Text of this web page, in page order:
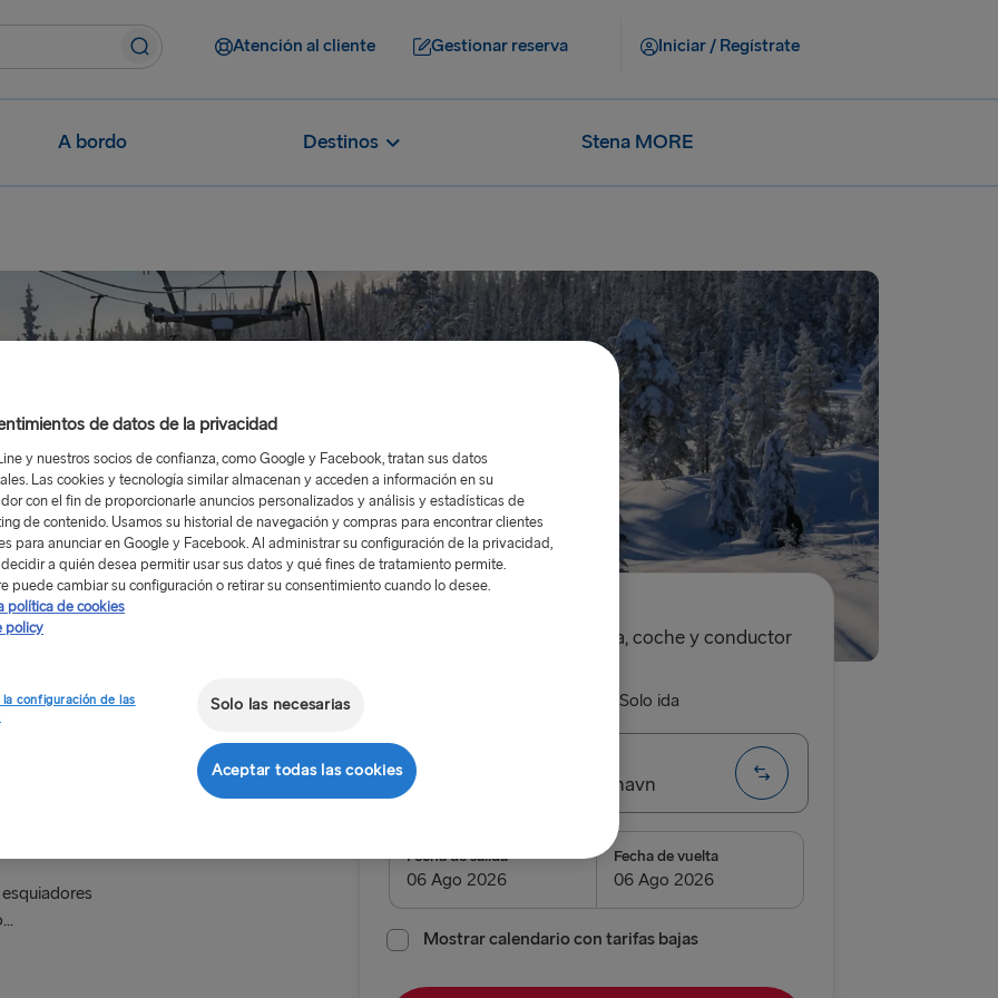
Atención al cliente Gestionar reserva Iniciar / Regístrate
A bordo Destinos Stena MORE
solo ida, coche y conductor
Solo ida
Ruta
Gothenburg → Frederikshavn
Belfast → Cairnryan
Belfast → Liverpool
Cairnryan → Belfast
Fecha de salida Fecha de vuelta
Mostrar calendario con tarifas bajas
de datos de la privacidad
y nuestros socios de confianza, como Google y Facebook, tratan sus datos
Las cookies y tecnología similar almacenan y acceden a información en su
con el fin de proporcionarle anuncios personalizados y análisis y estadísticas de
de contenido. Usamos su historial de navegación y compras para encontrar clientes
para anunciar en Google y Facebook. Al administrar su configuración de la privacidad,
a quién desea permitir usar sus datos y qué fines de tratamiento permite.
puede cambiar su configuración o retirar su consentimiento cuando lo desee.
política de cookies
policy
configuración de las
Solo las necesarias
Aceptar todas las cookies